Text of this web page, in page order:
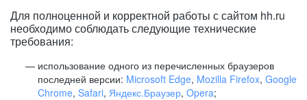
Для полноценной и корректной работы с сайтом hh.ru
необходимо соблюдать следующие технические
требования:
использование одного из перечисленных браузеров
последней версии: Microsoft Edge, Mozilla Firefox, Google
Chrome, Safari, Яндекс.Браузер, Opera;